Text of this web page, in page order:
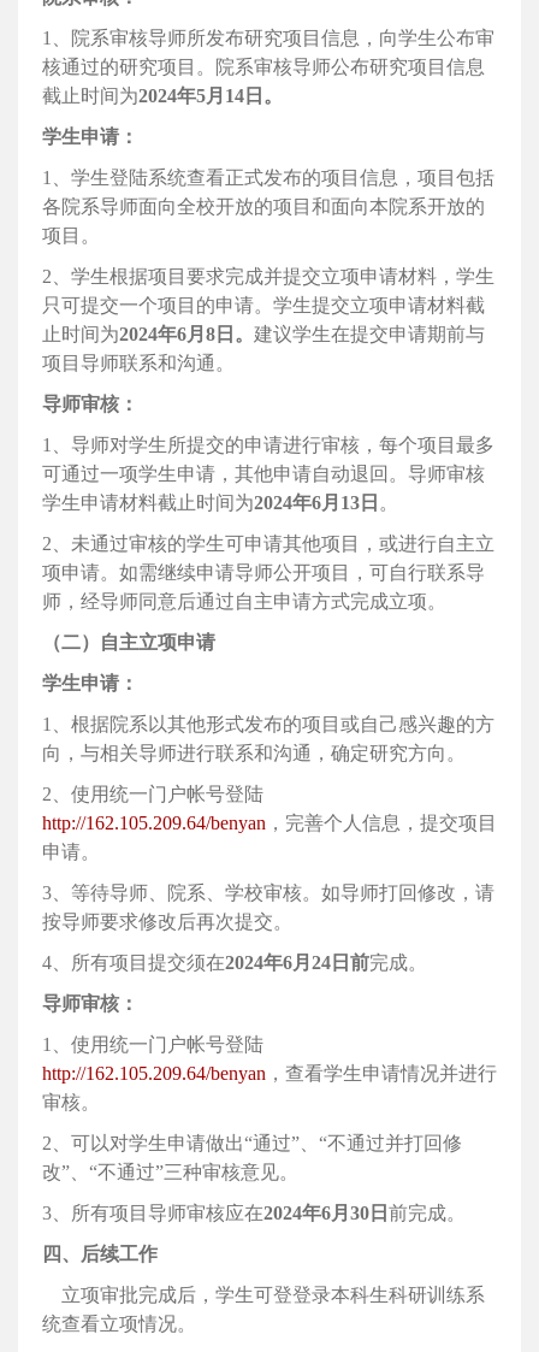
1、院系审核导师所发布研究项目信息，向学生公布审
核通过的研究项目。院系审核导师公布研究项目信息
截止时间为2024年5月14日。
学生申请：
1、学生登陆系统查看正式发布的项目信息，项目包括
各院系导师面向全校开放的项目和面向本院系开放的
项目。
2、学生根据项目要求完成并提交立项申请材料，学生
只可提交一个项目的申请。学生提交立项申请材料截
止时间为2024年6月8日。 建议学生在提交申请期前与
项目导师联系和沟通。
导师审核：
1、导师对学生所提交的申请进行审核，每个项目最多
可通过一项学生申请，其他申请自动退回。导师审核
学生申请材料截止时间为2024年6月13日 。
2、未通过审核的学生可申请其他项目，或进行自主立
项申请。如需继续申请导师公开项目，可自行联系导
师，经导师同意后通过自主申请方式完成立项。
（二）自主立项申请
学生申请：
1、根据院系以其他形式发布的项目或自己感兴趣的方
向，与相关导师进行联系和沟通，确定研究方向。
2、使用统一门户帐号登陆
http://162.105.209.64/benyan ，完善个人信息，提交项目
申请。
3、等待导师、院系、学校审核。如导师打回修改，请
按导师要求修改后再次提交。
4、所有项目提交须在2024年6月24日前完成。
导师审核：
1、使用统一门户帐号登陆
http://162.105.209.64/benyan ，查看学生申请情况并进行
审核。
2、可以对学生申请做出“通过”、“不通过并打回修
改”、“不通过”三种审核意见。
3、所有项目导师审核应在2024年6月30日 前完成。
四、后续工作
立项审批完成后，学生可登登录本科生科研训练系
统查看立项情况。